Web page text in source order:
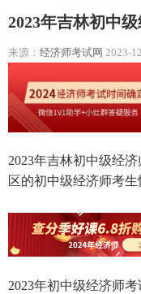
2023年吉林初中
来源： 经济师考试网 2023-
2023年吉林初中级经
区的初中级经济师考
2023年初中级经济师考